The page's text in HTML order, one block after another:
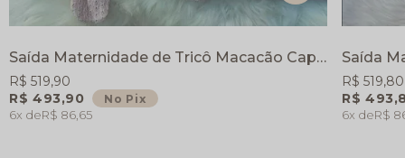
Saída Maternidade de Tricô Macacão Capri - Rosa - Macacão e Manta
R$ 493,90 No Pix
R$ 519,90
6x R$ 86,65
R$
R$ 519,80
6x R$